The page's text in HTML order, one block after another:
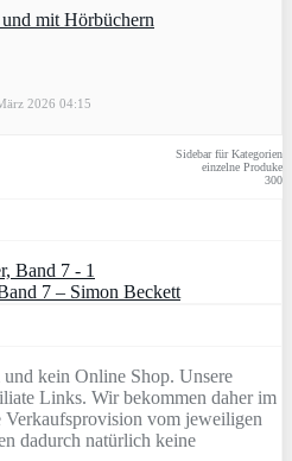
mit Hörbüchern
2026 04:15
Sidebar für Kategorien
einzelne Produke
300
7 – Simon Beckett
kein Online Shop. Unsere
Links. Wir bekommen daher im
Verkaufsprovision vom jeweiligen
dadurch natürlich keine